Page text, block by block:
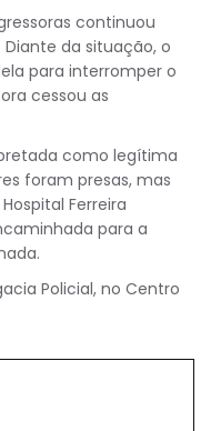
continuou
da situação, o
para interromper o
cessou as
como legítima
foram presas, mas
Ferreira
para a
Policial, no Centro